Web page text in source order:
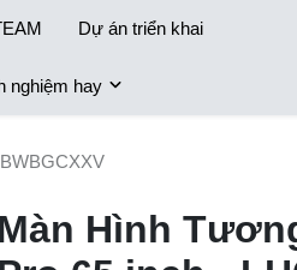
Dự án triển khai
nghiệm hay
Màn Hình